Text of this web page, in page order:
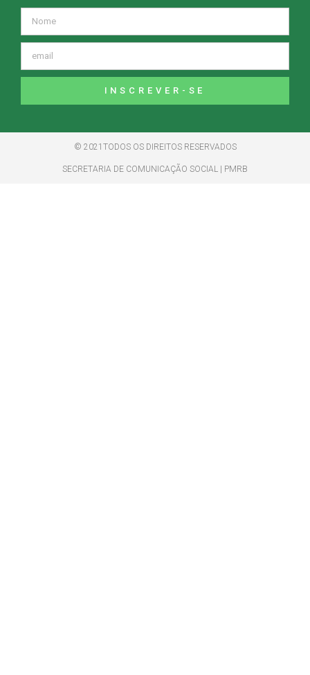
INSCREVER-SE
© 2021TODOS OS DIREITOS RESERVADOS
SECRETARIA DE COMUNICAÇÃO SOCIAL | PMRB